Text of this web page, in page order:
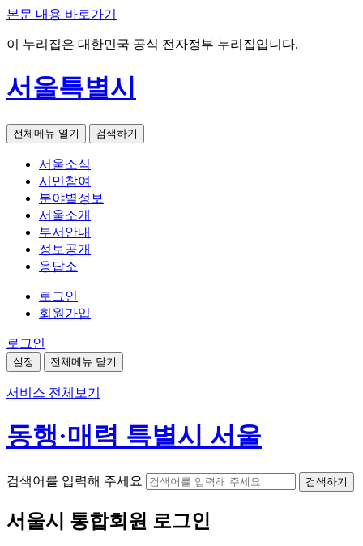
본문 내용 바로가기
이 누리집은 대한민국 공식 전자정부 누리집입니다.
서울특별시
전체메뉴 열기 검색하기
서울소식
시민참여
분야별정보
서울소개
부서안내
정보공개
응답소
로그인
회원가입
로그인
설정 전체메뉴 닫기
서비스 전체보기
동행·매력 특별시 서울
검색어를 입력해 주세요 검색하기
서울시 통합회원 로그인